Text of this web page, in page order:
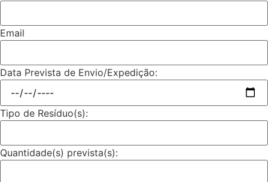
Email
Data Prevista de Envio/Expedição:
Tipo de Resíduo(s):
Quantidade(s) prevista(s):